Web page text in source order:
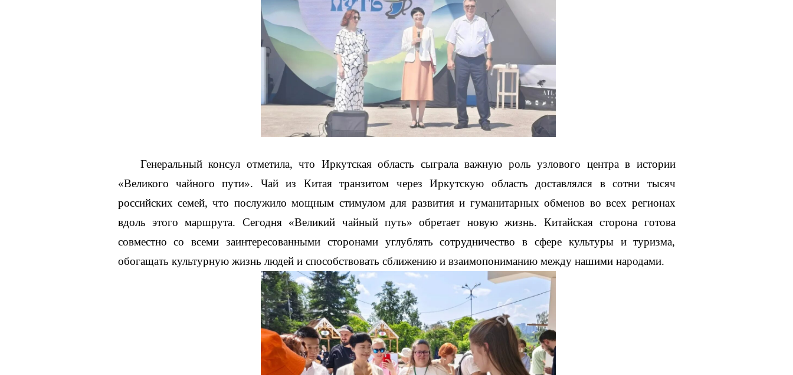
Генеральный консул отметила, что Иркутская область сыграла важную роль узлового центра в истории
«Великого чайного пути». Чай из Китая транзитом через Иркутскую область доставлялся в сотни тысяч
российских семей, что послужило мощным стимулом для развития и гуманитарных обменов во всех регионах
вдоль этого маршрута. Сегодня «Великий чайный путь» обретает новую жизнь. Китайская сторона готова
совместно со всеми заинтересованными сторонами углублять сотрудничество в сфере культуры и туризма,
обогащать культурную жизнь людей и способствовать сближению и взаимопониманию между нашими народами.